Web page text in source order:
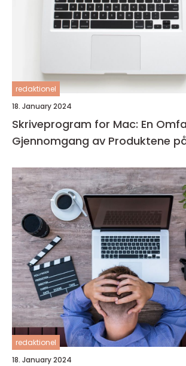
redaktionel
18. January 2024
Skriveprogram for Mac: En
Gjennomgang av Produktene
redaktionel
18. January 2024